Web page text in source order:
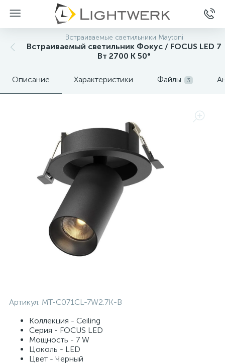
Встраиваемые светильники Maytoni
Встраиваемый светильник Фокус / FOCUS LED 7
Вт 2700 К 50°
Описание Характеристики Файлы 3
Артикул: MT-C071CL-7W2.7K-B
Коллекция - Ceiling
Серия - FOCUS LED
Мощность - 7 W
Цоколь - LED
Цвет - Черный